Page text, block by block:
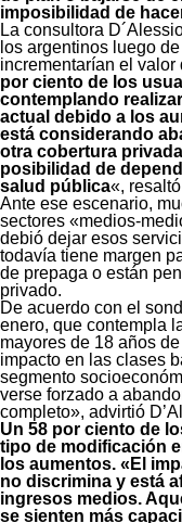
imposibilidad de
La consultora
los argentinos luego
incrementarían el valor
por ciento de los
contemplando
actual debido a los
está considerando
otra cobertura
posibilidad de
salud pública«,
Ante ese escenario,
sectores «medios-
debió dejar esos
todavía tiene margen
de prepaga o están
privado.
De acuerdo con el
enero, que contempla
mayores de 18 años
impacto en las clases
segmento
verse forzado a
completo», advirtió
Un 58 por ciento de
tipo de modificación
los aumentos. «El
no discrimina y está
ingresos medios.
se sienten más